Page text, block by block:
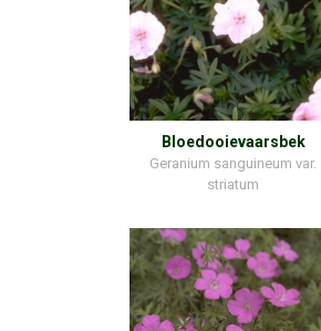
Bloedooievaarsbek
Geranium sanguineum var.
striatum